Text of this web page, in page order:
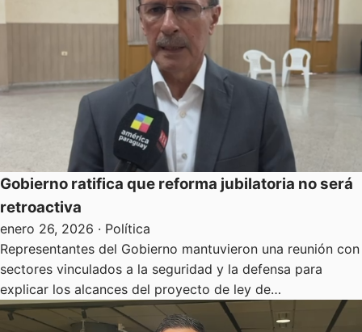
Gobierno ratifica que reforma jubilatoria no será
retroactiva
enero 26, 2026 · Política
Representantes del Gobierno mantuvieron una reunión con
sectores vinculados a la seguridad y la defensa para
explicar los alcances del proyecto de ley de…